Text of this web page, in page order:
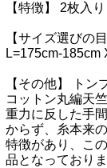
【特徴】 2枚入
【サイズ選びの
L=175cm-185cm
【その他】 ト
コットン丸編天
重力に反した手
からず、糸本来
特徴があり、こ
品となっておりま